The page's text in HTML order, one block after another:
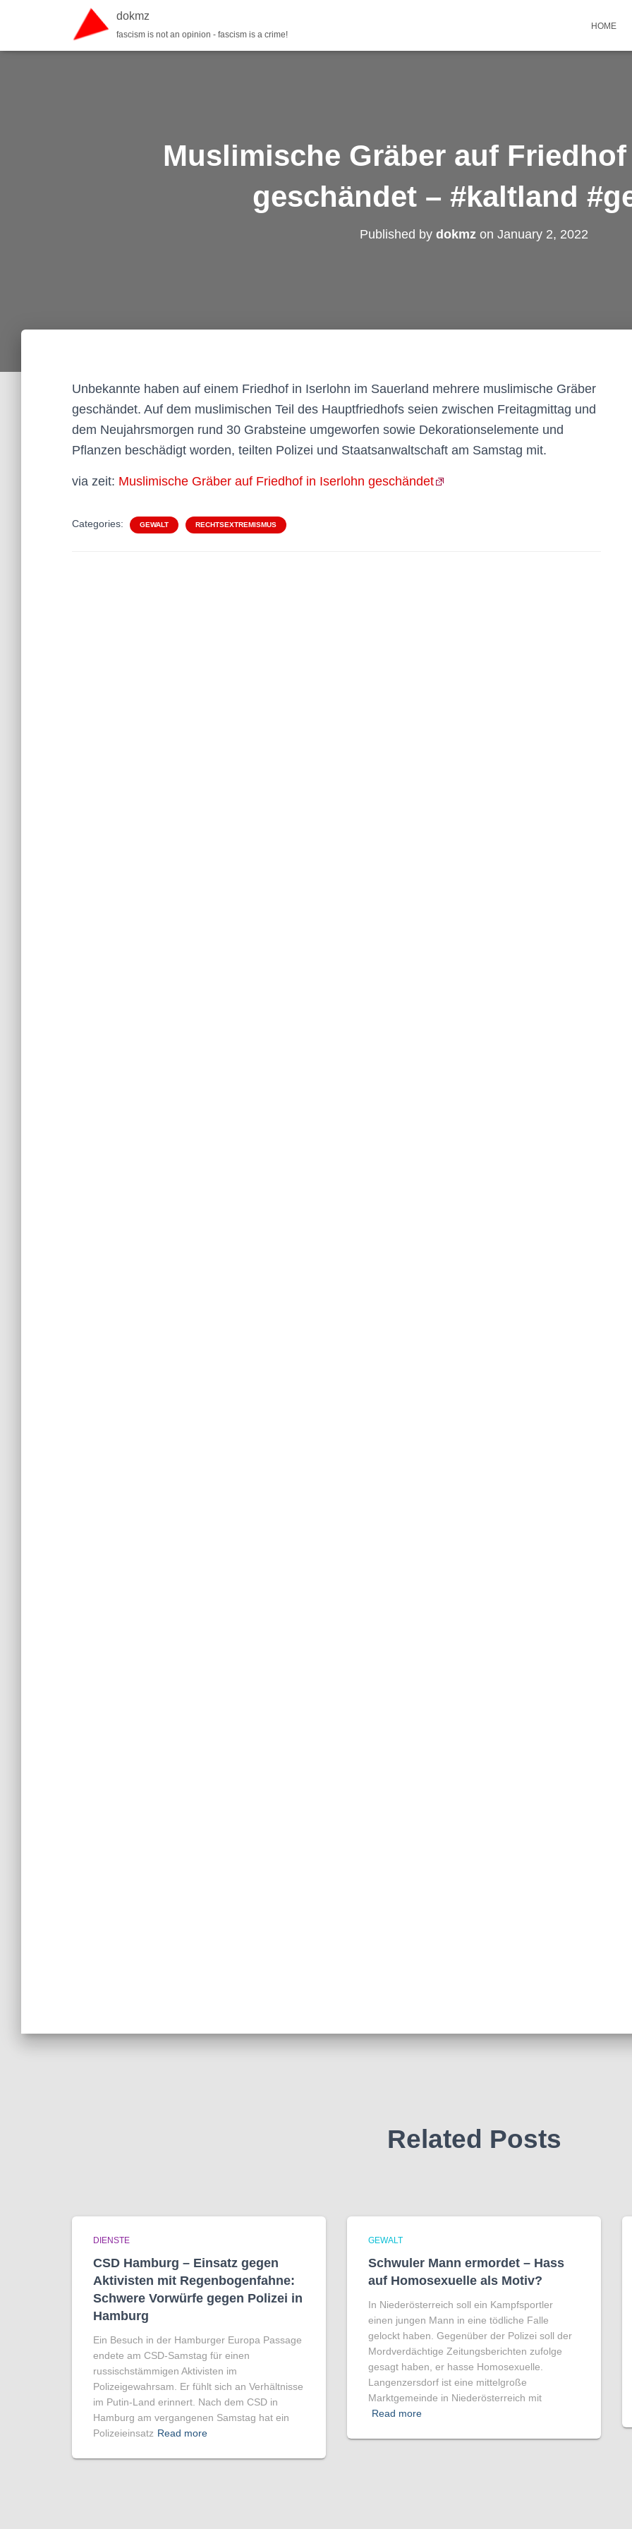
dokmz
fascism is not an opinion - fascism is a crime!
HOME
Muslimische Gräber auf
geschändet – #kaltland
Published by dokmz on January 2, 2022
Unbekannte haben auf einem Friedhof in Iserlohn im Sauerland mehrere muslimische Gräber
geschändet. Auf dem muslimischen Teil des Hauptfriedhofs seien zwischen Freitagmittag und
dem Neujahrsmorgen rund 30 Grabsteine umgeworfen sowie Dekorationselemente und
Pflanzen beschädigt worden, teilten Polizei und Staatsanwaltschaft am Samstag mit.
via zeit: Muslimische Gräber auf Friedhof in Iserlohn geschändet
Categories: GEWALT RECHTSEXTREMISMUS
Related Posts
DIENSTE
CSD Hamburg – Einsatz gegen
Aktivisten mit Regenbogen­fahne:
Schwere Vorwürfe gegen Polizei in
Hamburg
Ein Besuch in der Hamburger Europa Passage
endete am CSD-Samstag für einen
russischstämmigen Aktivisten im
Polizeigewahrsam. Er fühlt sich an Verhältnisse
im Putin-Land erinnert. Nach dem CSD in
Hamburg am vergangenen Samstag hat ein
Polizeieinsatz Read more
GEWALT
Schwuler Mann ermordet – Hass
auf Homo­sexuelle als Motiv?
In Niederösterreich soll ein Kampfsportler
einen jungen Mann in eine tödliche Falle
gelockt haben. Gegenüber der Polizei soll der
Mordverdächtige Zeitungsberichten zufolge
gesagt haben, er hasse Homosexuelle.
Langenzersdorf ist eine mittelgroße
Marktgemeinde in Niederösterreich mit
Read more